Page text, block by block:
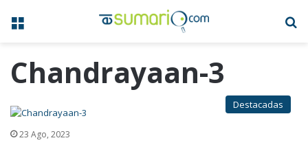
Menú
Chandrayaan-3
Destacadas
23 Ago, 2023